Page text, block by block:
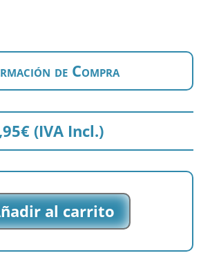
de Compra
€ (IVA Incl.)
al carrito